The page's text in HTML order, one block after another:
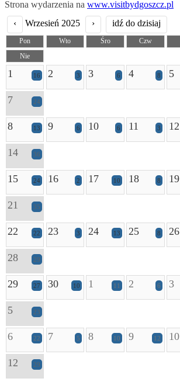
Strona wydarzenia na www.visitbydgoszcz.pl
‹
Wrzesień 2025 › idź do dzisiaj
Pon Wto Śro Czw
Nie
1 16 2 3 3 6 4 8 5
7 24
8 13 9 6 10 6 11 3 12
14 36
15 24 16 2 17 10 18 8 19
21 35
22 22 23 3 24 13 25 8 26
28 29
29 27 30 10 1 11 2 6 3
5 23
6 22 7 5 8 10 9 12 10
12 29